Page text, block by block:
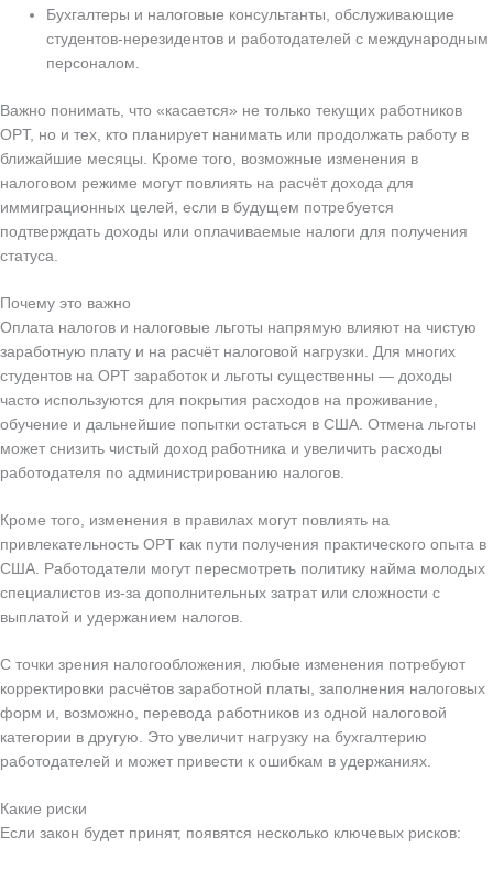
Бухгалтеры и налоговые консультанты, обслуживающие
студентов-нерезидентов и работодателей с международным
персоналом.
Важно понимать, что «касается» не только текущих работников
OPT, но и тех, кто планирует нанимать или продолжать работу в
ближайшие месяцы. Кроме того, возможные изменения в
налоговом режиме могут повлиять на расчёт дохода для
иммиграционных целей, если в будущем потребуется
подтверждать доходы или оплачиваемые налоги для получения
статуса.
Почему это важно
Оплата налогов и налоговые льготы напрямую влияют на чистую
заработную плату и на расчёт налоговой нагрузки. Для многих
студентов на OPT заработок и льготы существенны — доходы
часто используются для покрытия расходов на проживание,
обучение и дальнейшие попытки остаться в США. Отмена льготы
может снизить чистый доход работника и увеличить расходы
работодателя по администрированию налогов.
Кроме того, изменения в правилах могут повлиять на
привлекательность OPT как пути получения практического опыта в
США. Работодатели могут пересмотреть политику найма молодых
специалистов из-за дополнительных затрат или сложности с
выплатой и удержанием налогов.
С точки зрения налогообложения, любые изменения потребуют
корректировки расчётов заработной платы, заполнения налоговых
форм и, возможно, перевода работников из одной налоговой
категории в другую. Это увеличит нагрузку на бухгалтерию
работодателей и может привести к ошибкам в удержаниях.
Какие риски
Если закон будет принят, появятся несколько ключевых рисков: